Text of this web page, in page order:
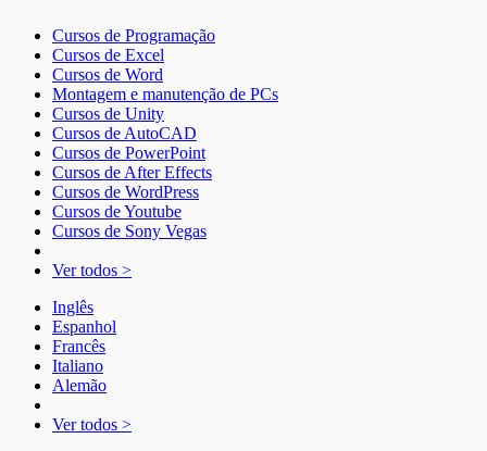
Cursos de Programação
Cursos de Excel
Cursos de Word
Montagem e manutenção de PCs
Cursos de Unity
Cursos de AutoCAD
Cursos de PowerPoint
Cursos de After Effects
Cursos de WordPress
Cursos de Youtube
Cursos de Sony Vegas
Ver todos >
Inglês
Espanhol
Francês
Italiano
Alemão
Ver todos >